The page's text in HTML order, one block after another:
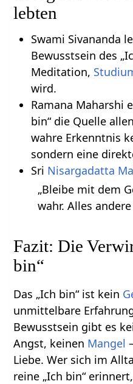
lebten
Swami Sivananda
Bewusstsein des
Meditation,
wird.
Ramana Maharshi
bin“ die Quelle
wahre Erkenntnis
sondern eine
Sri Nisargadatta
„Bleibe mit dem
wahr. Alles
Fazit: Die
bin“
Das „Ich bin“ ist kein
unmittelbare
Bewusstsein gibt es
Angst, keinen Mangel
Liebe. Wer sich im
reine „Ich bin“